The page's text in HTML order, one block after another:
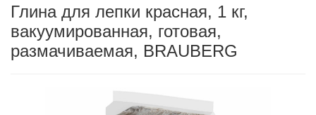
Глина для лепки красная, 1 кг,
вакуумированная, готовая,
размачиваемая, BRAUBERG